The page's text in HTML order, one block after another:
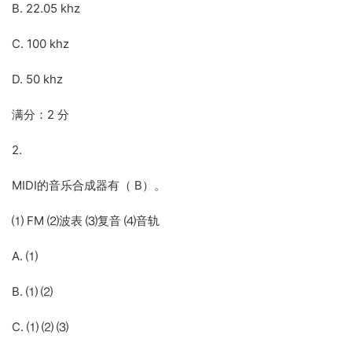
B. 22.05 khz
C. 100 khz
D. 50 khz
满分：2 分
2.
MIDI的音乐合成器有（ B）。
⑴ FM ⑵波表 ⑶复音 ⑷音轨
A. ⑴
B. ⑴ ⑵
C. ⑴ ⑵ ⑶